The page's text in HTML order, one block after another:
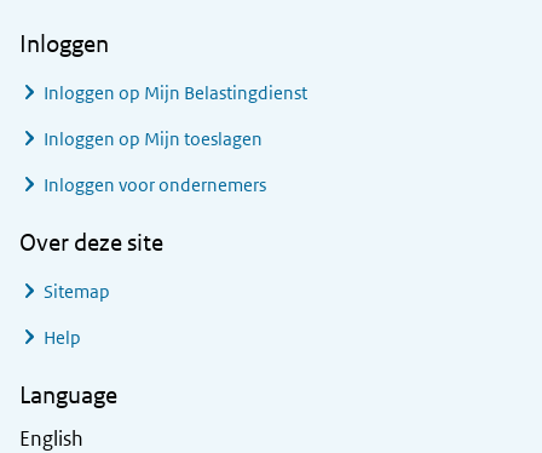
Inloggen
Inloggen op Mijn Belastingdienst
Inloggen op Mijn toeslagen
Inloggen voor ondernemers
Over deze site
Sitemap
Help
Language
English